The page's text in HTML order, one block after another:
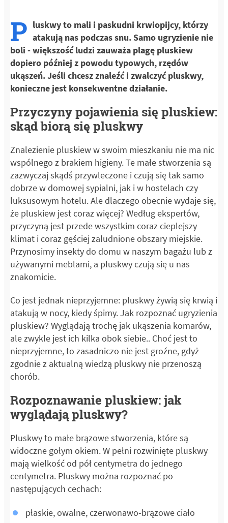
P luskwy to mali i paskudni krwiopijcy, którzy
atakują nas podczas snu. Samo ugryzienie nie
boli - większość ludzi zauważa plagę pluskiew
dopiero później z powodu typowych, rzędów
ukąszeń. Jeśli chcesz znaleźć i zwalczyć pluskwy,
konieczne jest konsekwentne działanie.
Przyczyny pojawienia się pluskiew:
skąd biorą się pluskwy
Znalezienie pluskiew w swoim mieszkaniu nie ma nic
wspólnego z brakiem higieny. Te małe stworzenia są
zazwyczaj skądś przywleczone i czują się tak samo
dobrze w domowej sypialni, jak i w hostelach czy
luksusowym hotelu. Ale dlaczego obecnie wydaje się,
że pluskiew jest coraz więcej? Według ekspertów,
przyczyną jest przede wszystkim coraz cieplejszy
klimat i coraz gęściej zaludnione obszary miejskie.
Przynosimy insekty do domu w naszym bagażu lub z
używanymi meblami, a pluskwy czują się u nas
znakomicie.
Co jest jednak nieprzyjemne: pluskwy żywią się krwią i
atakują w nocy, kiedy śpimy. Jak rozpoznać ugryzienia
pluskiew? Wyglądają trochę jak ukąszenia komarów,
ale zwykle jest ich kilka obok siebie.. Choć jest to
nieprzyjemne, to zasadniczo nie jest groźne, gdyż
zgodnie z aktualną wiedzą pluskwy nie przenoszą
chorób.
Rozpoznawanie pluskiew: jak
wyglądają pluskwy?
Pluskwy to małe brązowe stworzenia, które są
widoczne gołym okiem. W pełni rozwinięte pluskwy
mają wielkość od pół centymetra do jednego
centymetra. Pluskwy można rozpoznać po
następujących cechach:
płaskie, owalne, czerwonawo-brązowe ciało